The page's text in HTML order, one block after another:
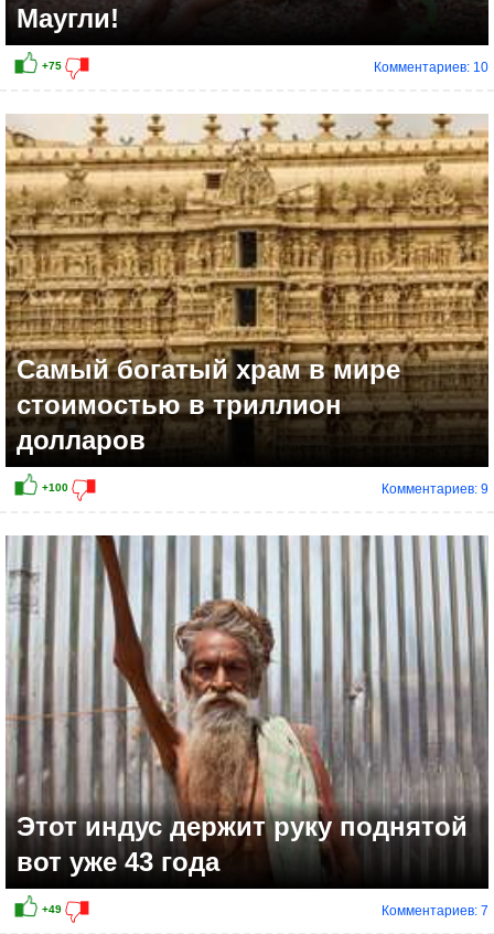
+54
Маугли!
Комментариев: 10
Самый богатый храм в мире
стоимостью в триллион
долларов
Комментариев: 9
Этот индус держит руку поднятой
вот уже 43 года
Комментариев: 7